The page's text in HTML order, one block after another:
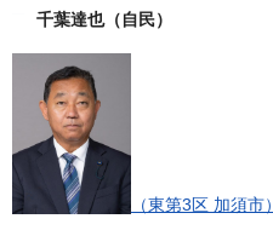
千葉達也（自民）
（東第3区 加須市）